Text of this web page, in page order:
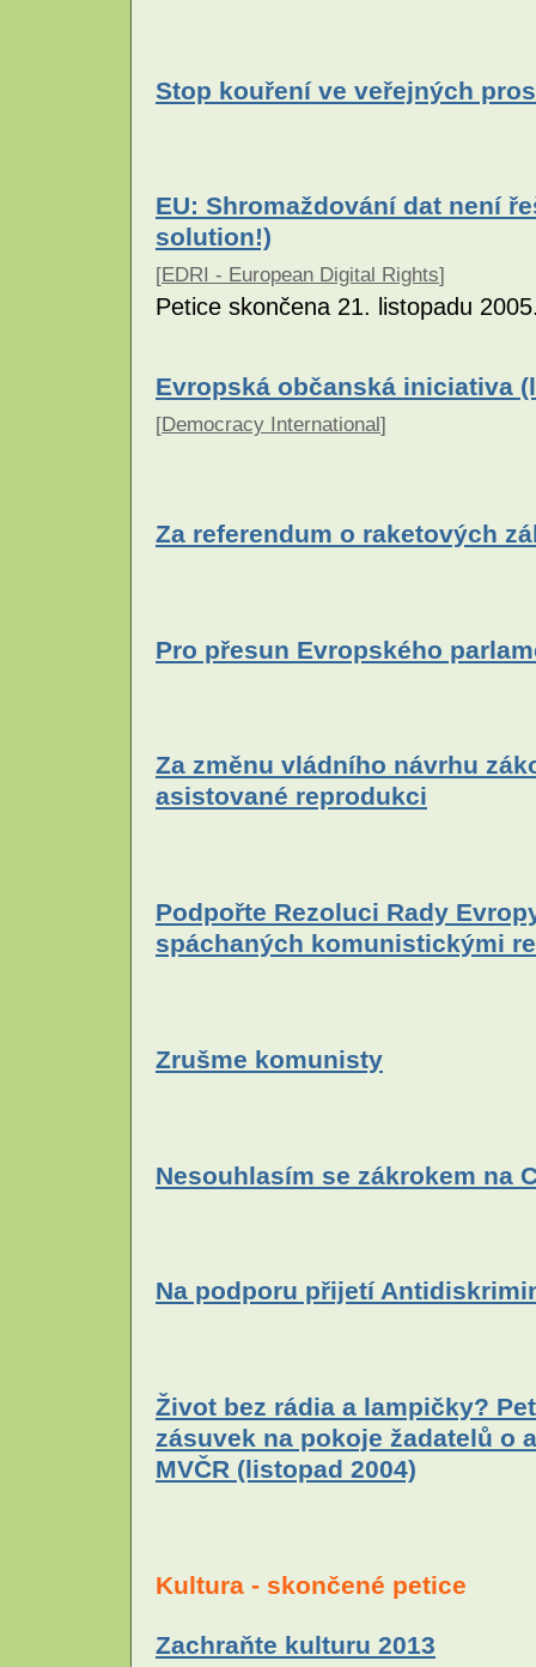
Stop kouření ve veřejných
EU: Shromaždování dat není
solution!)
[EDRI - European Digital Rights]
Petice skončena 21. listopadu
Evropská občanská iniciativa
[Democracy International]
Za referendum o raketových
Pro přesun Evropského
Za změnu vládního návrhu
asistované reprodukci
Podpořte Rezoluci Rady
spáchaných komunistickými
Zrušme komunisty
Nesouhlasím se zákrokem na
Na podporu přijetí
Život bez rádia a lampičky?
zásuvek na pokoje žadatelů o
MVČR (listopad 2004)
Kultura - skončené petice
Zachraňte kulturu 2013